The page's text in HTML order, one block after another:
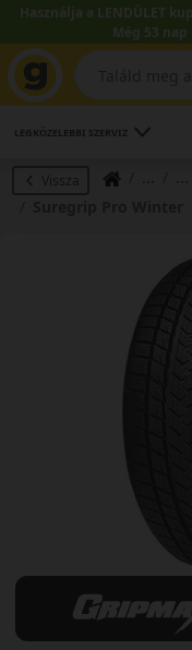
Használja a LENDÜLET
Még 53 nap
LEGKÖZELEBBI SZERVIZ
Vissza